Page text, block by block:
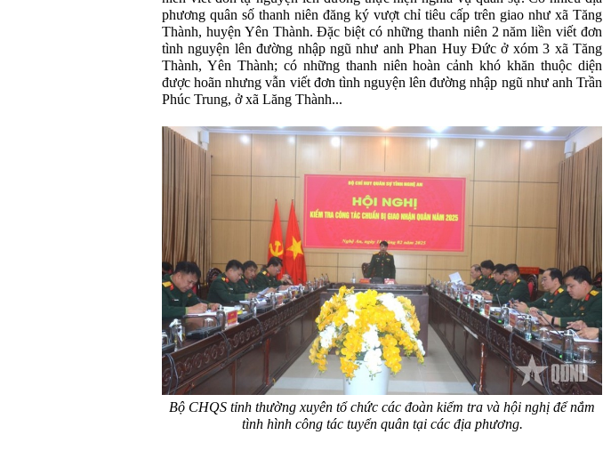
phương quân số thanh niên đăng ký vượt chỉ tiêu cấp trên giao như xã Tăng
Thành, huyện Yên Thành. Đặc biệt có những thanh niên 2 năm liền viết đơn
tình nguyện lên đường nhập ngũ như anh Phan Huy Đức ở xóm 3 xã Tăng
Thành, Yên Thành; có những thanh niên hoàn cảnh khó khăn thuộc diện
được hoãn nhưng vẫn viết đơn tình nguyện lên đường nhập ngũ như anh Trần
Phúc Trung, ở xã Lăng Thành...
Bộ CHQS tỉnh thường xuyên tổ chức các đoàn kiểm tra và hội nghị để nắm
tình hình công tác tuyển quân tại các địa phương.